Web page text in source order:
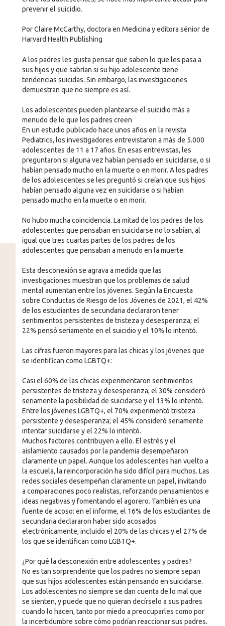
prevenir el suicidio.
Por Claire McCarthy, doctora en Medicina y editora sénior de
Harvard Health Publishing
A los padres les gusta pensar que saben lo que les pasa a
sus hijos y que sabrían si su hijo adolescente tiene
tendencias suicidas. Sin embargo, las investigaciones
demuestran que no siempre es así.
Los adolescentes pueden plantearse el suicidio más a
menudo de lo que los padres creen
En un estudio publicado hace unos años en la revista
Pediatrics, los investigadores entrevistaron a más de 5.000
adolescentes de 11 a 17 años. En esas entrevistas, les
preguntaron si alguna vez habían pensado en suicidarse, o si
habían pensado mucho en la muerte o en morir. A los padres
de los adolescentes se les preguntó si creían que sus hijos
habían pensado alguna vez en suicidarse o si habían
pensado mucho en la muerte o en morir.
No hubo mucha coincidencia. La mitad de los padres de los
adolescentes que pensaban en suicidarse no lo sabían, al
igual que tres cuartas partes de los padres de los
adolescentes que pensaban a menudo en la muerte.
Esta desconexión se agrava a medida que las
investigaciones muestran que los problemas de salud
mental aumentan entre los jóvenes. Según la Encuesta
sobre Conductas de Riesgo de los Jóvenes de 2021, el 42%
de los estudiantes de secundaria declararon tener
sentimientos persistentes de tristeza y desesperanza; el
22% pensó seriamente en el suicidio y el 10% lo intentó.
Las cifras fueron mayores para las chicas y los jóvenes que
se identifican como LGBTQ+:
Casi el 60% de las chicas experimentaron sentimientos
persistentes de tristeza y desesperanza; el 30% consideró
seriamente la posibilidad de suicidarse y el 13% lo intentó.
Entre los jóvenes LGBTQ+, el 70% experimentó tristeza
persistente y desesperanza; el 45% consideró seriamente
intentar suicidarse y el 22% lo intentó.
Muchos factores contribuyen a ello. El estrés y el
aislamiento causados por la pandemia desempeñaron
claramente un papel. Aunque los adolescentes han vuelto a
la escuela, la reincorporación ha sido difícil para muchos. Las
redes sociales desempeñan claramente un papel, invitando
a comparaciones poco realistas, reforzando pensamientos e
ideas negativas y fomentando el agorero. También es una
fuente de acoso: en el informe, el 16% de los estudiantes de
secundaria declararon haber sido acosados
electrónicamente, incluido el 20% de las chicas y el 27% de
los que se identifican como LGBTQ+.
¿Por qué la desconexión entre adolescentes y padres?
No es tan sorprendente que los padres no siempre sepan
que sus hijos adolescentes están pensando en suicidarse.
Los adolescentes no siempre se dan cuenta de lo mal que
se sienten, y puede que no quieran decírselo a sus padres
cuando lo hacen, tanto por miedo a preocuparles como por
la incertidumbre sobre cómo podrían reaccionar sus padres.